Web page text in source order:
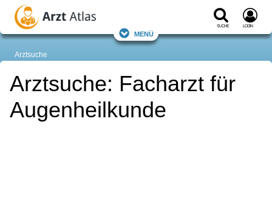
Suche Login
Menü
Arztsuche
Arztsuche: Facharzt für
Augenheilkunde